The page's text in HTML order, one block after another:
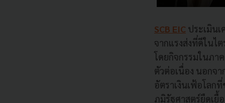
SCB EIC ประเมิน
จากแรงส่งที่ดีในไ
โดยกิจกรรมในภา
ตัวต่อเนื่อง นอกจ
อัตราเงินเฟ้อโลก
ภูมิรัฐศาสตร์ยืดเ